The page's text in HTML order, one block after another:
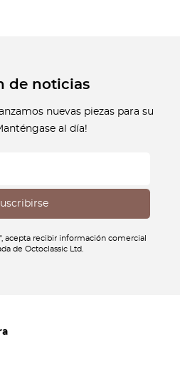
de noticias
nuevas piezas para su
al día!
acepta recibir información comercial
de Octoclassic Ltd.